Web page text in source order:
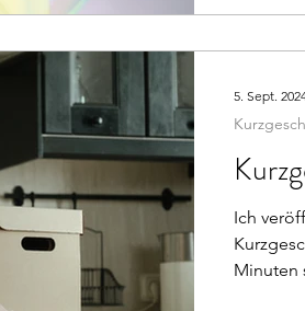
Ich
Minuten
5. Sept.